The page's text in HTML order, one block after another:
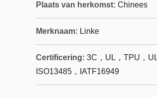
Plaats van herkomst: Chinees
Merknaam: Linke
Certificering: 3C，UL，TPU，
ISO13485，IATF16949